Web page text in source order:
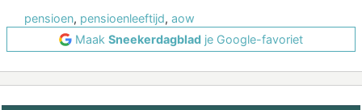
pensioen, pensioenleeftijd, aow
Maak Sneekerdagblad je Google-favoriet